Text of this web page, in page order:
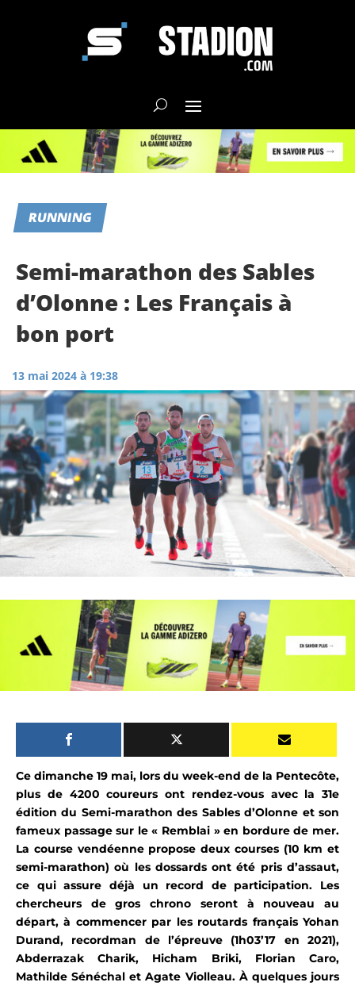
RUNNING
Semi-marathon des Sables
d’Olonne : Les Français à
bon port
13 mai 2024 à 19:38
Ce dimanche 19 mai, lors du week-end de la Pentecôte,
plus de 4200 coureurs ont rendez-vous avec la 31e
édition du Semi-marathon des Sables d’Olonne et son
fameux passage sur le « Remblai » en bordure de mer.
La coursevendéenne propose deux courses (10 km et
semi-marathon) où les dossards ont été pris d’assaut,
ce qui assure déjà un record de participation. Les
chercheurs de gros chrono seront à nouveau au
départ, à commencer par les routards français Yohan
Durand, recordman de l’épreuve (1h03’17 en 2021),
Abderrazak Charik, Hicham Briki, Florian Caro,
Mathilde Sénéchal et Agate Violleau. À quelques jours